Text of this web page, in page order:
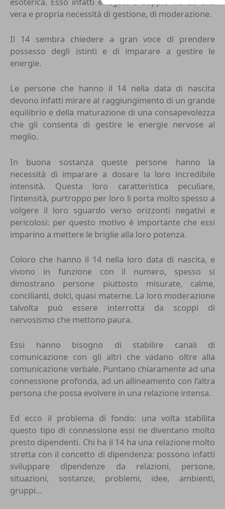
vera e propria necessità di gestione, di moderazione.
Il 14 sembra chiedere a gran voce di prendere
possesso degli istinti e di imparare a gestire le
energie.
Le persone che hanno il 14 nella data di nascita
devono infatti mirare al raggiungimento di un grande
equilibrio e della maturazione di una consapevolezza
che gli consenta di gestire le energie nervose al
meglio.
In buona sostanza queste persone hanno la
necessità di imparare a dosare la loro incredibile
intensità. Questa loro caratteristica peculiare,
l’intensità, purtroppo per loro li porta molto spesso a
volgere il loro sguardo verso orizzonti negativi e
pericolosi: per questo motivo è importante che essi
imparino a mettere le briglie alla loro potenza.
Coloro che hanno il 14 nella loro data di nascita, e
vivono in funzione con il numero, spesso si
dimostrano persone piuttosto misurate, calme,
concilianti, dolci, quasi materne. La loro moderazione
talvolta può essere interrotta da scoppi di
nervosismo che mettono paura.
Essi hanno bisogno di stabilire canali di
comunicazione con gli altri che vadano oltre alla
comunicazione verbale. Puntano chiaramente ad una
connessione profonda, ad un allineamento con l’altra
persona che possa evolvere in una relazione intensa.
Ed ecco il problema di fondo: una volta stabilita
questo tipo di connessione essi ne diventano molto
presto dipendenti. Chi ha il 14 ha una relazione molto
stretta con il concetto di dipendenza: possono infatti
sviluppare dipendenze da relazioni, persone,
situazioni, sostanze, problemi, idee, ambienti,
gruppi…